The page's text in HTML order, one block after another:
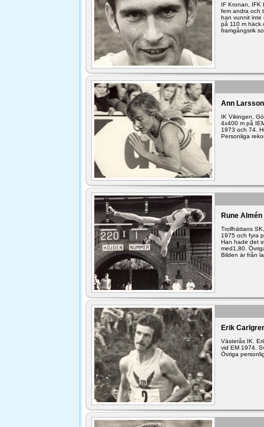
IF Kronan, IFK
fem andra och
han vunnit inte
på 110 m häck
framgångsrik
Ann
IK Vikingen,
4x400 m på
1973 och 74.
Personliga
Rune
Trollhättans
1975 och fyra
Han hade det
med1,80.
Bilden är från
Erik
Västerås IK.
vid EM 1974.
Övriga